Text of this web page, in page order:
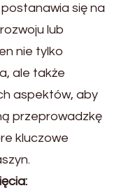
się na
lub
nie tylko
ale także
aspektów, aby
przeprowadzkę
kluczowe